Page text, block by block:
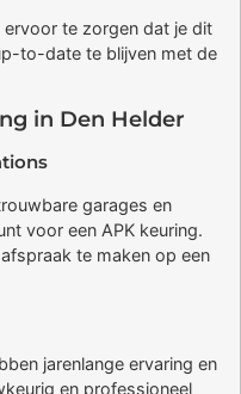
ervoor te zorgen dat je dit
to-date te blijven met de
in Den Helder
garages en
voor een APK keuring.
te maken op een
jarenlange ervaring en
en professioneel